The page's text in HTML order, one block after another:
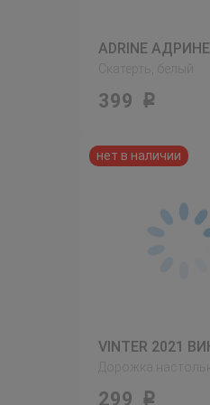
ADRINE АДРИНЕ
Скатерть, белый
399 Р
299 Р